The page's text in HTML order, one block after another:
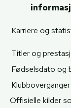
Karriere og
Titler og
Fødselsdato og
Klubboverganger
Offisielle kilder